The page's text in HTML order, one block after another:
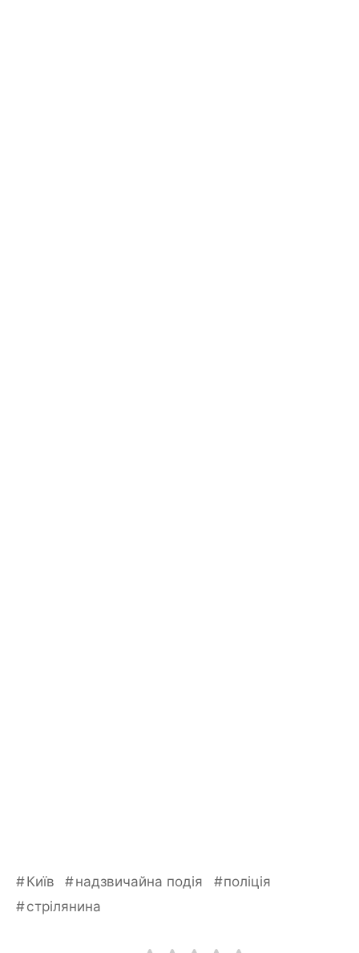
Київ надзвичайна подія
поліція
стрілянина